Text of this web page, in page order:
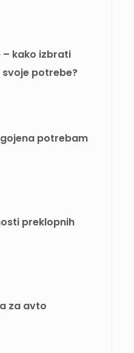
kako izbrati
potrebe?
potrebam
preklopnih
za avto